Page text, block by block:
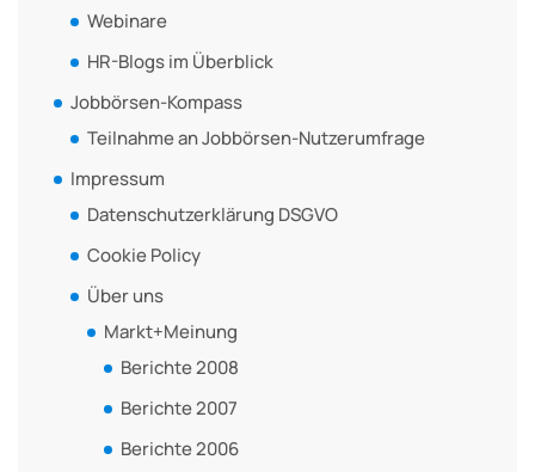
Webinare
HR-Blogs im Überblick
Jobbörsen-Kompass
Teilnahme an Jobbörsen-Nutzerumfrage
Impressum
Datenschutzerklärung DSGVO
Cookie Policy
Über uns
Markt+Meinung
Berichte 2008
Berichte 2007
Berichte 2006